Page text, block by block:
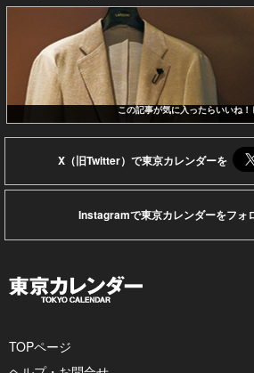
この記事が気に入ったらいいね！
X（旧Twitter）で東京カレンダーを
Instagramで東京カレンダーをフォ
TOPページ